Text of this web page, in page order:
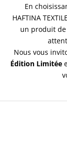
En
HAFTINA
un produit
Nous vous
Édition Limitée